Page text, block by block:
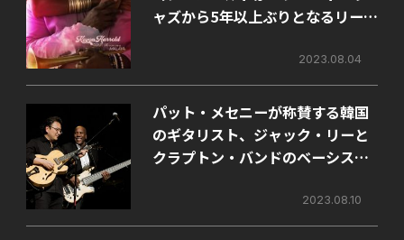
ャズから5年以上ぶりとなるリーダ
2023.08.04
パット・メセニーが称賛する韓国
のギタリスト、ジャック・リーと
クラプトン・バンドのベーシスト
トのコラボ・アルバムが10月にリ
リース。
2023.08.10